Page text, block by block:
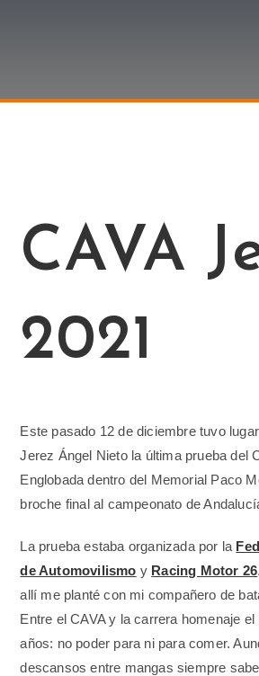
CAVA
2021
Este pasado 12 de diciembre tuvo
Jerez Ángel Nieto la última prueba del
Englobada dentro del Memorial Paco
broche final al campeonato de
La prueba estaba organizada por la
de Automovilismo y Racing Motor 26
allí me planté con mi compañero de
Entre el CAVA y la carrera homenaje
años: no poder para ni para comer.
descansos entre mangas siempre